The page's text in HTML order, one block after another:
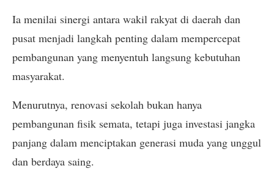
Ia menilai sinergi antara wakil rakyat di daerah dan
pusat menjadi langkah penting dalam mempercepat
pembangunan yang menyentuh langsung kebutuhan
masyarakat.
Menurutnya, renovasi sekolah bukan hanya
pembangunan fisik semata, tetapi juga investasi jangka
panjang dalam menciptakan generasi muda yang unggul
dan berdaya saing.